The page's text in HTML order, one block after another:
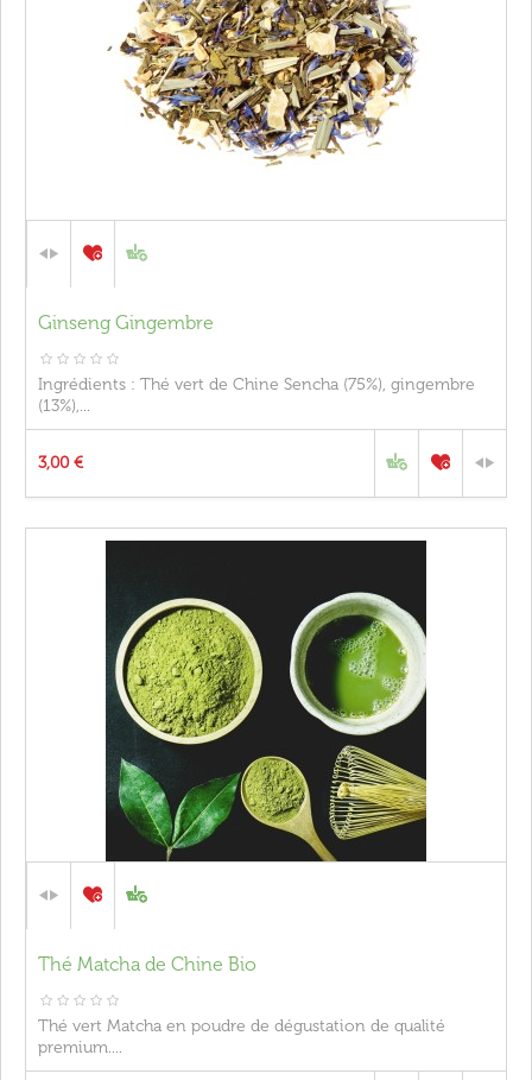
Ginseng Gingembre
Ingrédients : Thé vert de Chine Sencha (75%), gingembre
(13%),...
3,00 €
Thé Matcha de Chine Bio
Thé vert Matcha en poudre de dégustation de qualité
premium....